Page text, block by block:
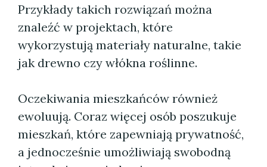
Przykłady takich rozwiązań można
znaleźć w projektach, które
wykorzystują materiały naturalne, takie
jak drewno czy włókna roślinne.
Oczekiwania mieszkańców również
ewoluują. Coraz więcej osób poszukuje
mieszkań, które zapewniają prywatność,
a jednocześnie umożliwiają swobodną